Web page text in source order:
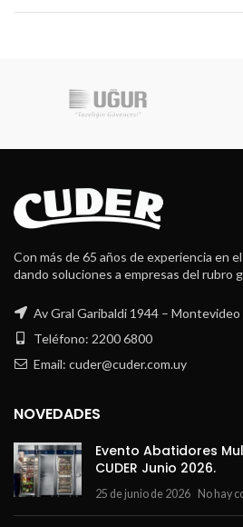
Con más de 65 años de experiencia en
dando soluciones a empresas del rubro
Av Gral Garibaldi 1944 –
Teléfono: 2200 6800
Email: cuder@cuder.com.uy
NOVEDADES
Evento Abatidores
CUDER Junio 2026.
25 de junio de 2026 No hay